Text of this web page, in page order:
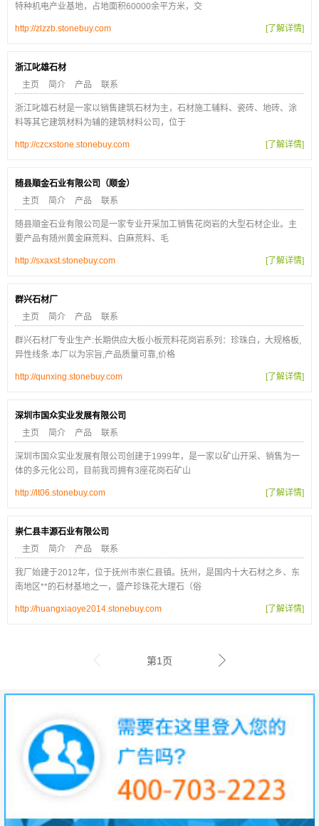
特种机电产业基地，占地面积60000余平方米，交
http://zlzzb.stonebuy.com [了解详情]
浙江叱雄石材
主页
简介 产品 联系
浙江叱雄石材是一家以销售建筑石材为主，石材施工辅料、瓷砖、地砖、涂
料等其它建筑材料为辅的建筑材料公司，位于
http://czcxstone.stonebuy.com [了解详情]
随县順金石业有限公司（顺金）
主页
简介 产品 联系
随县順金石业有限公司是一家专业开采加工销售花岗岩的大型石材企业。主
要产品有随州黄金麻荒料、白麻荒料、毛
http://sxaxst.stonebuy.com [了解详情]
群兴石材厂
主页
简介 产品 联系
群兴石材厂专业生产:长期供应大板小板荒料花岗岩系列：珍珠白，大规格板,
异性线条.本厂以为宗旨,产品质量可靠,价格
http://qunxing.stonebuy.com [了解详情]
深圳市国众实业发展有限公司
主页
简介 产品 联系
深圳市国众实业发展有限公司创建于1999年，是一家以矿山开采、销售为一
体的多元化公司，目前我司拥有3座花岗石矿山
http://lt06.stonebuy.com [了解详情]
崇仁县丰源石业有限公司
主页
简介 产品 联系
我厂始建于2012年，位于抚州市崇仁县镇。抚州，是国内十大石材之乡、东
南地区**的石材基地之一，盛产珍珠花大理石（俗
http://huangxiaoye2014.stonebuy.com [了解详情]
第1页